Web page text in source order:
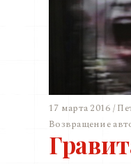
17 марта 2016 /
Возвращение